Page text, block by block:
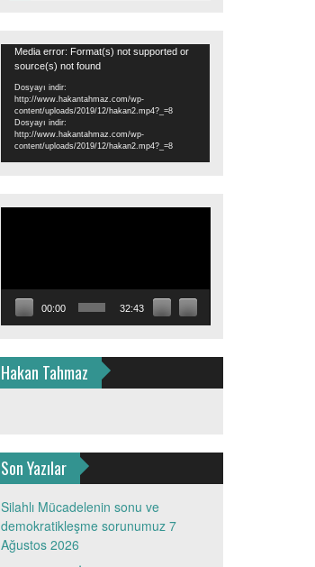
Video
oynatıcı
Media error: Format(s) not supported or
source(s) not found
Dosyayı indir:
http://www.hakantahmaz.com/wp-
content/uploads/2019/12/hakan2.mp4?_=8
Dosyayı indir:
http://www.hakantahmaz.com/wp-
content/uploads/2019/12/hakan2.mp4?_=8
00:00 32:43
Hakan Tahmaz
Son Yazılar
Silahlı Mücadelenin sonu ve
demokratikleşme sorunumuz 7
Ağustos 2026